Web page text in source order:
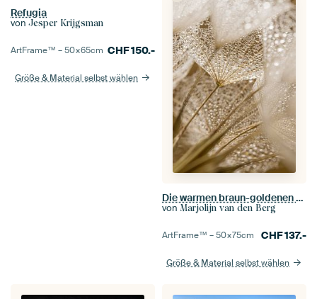
Refugia
von Jesper Krijgsman
ArtFrame™ –50×65cm CHF150.-
Größe & Material selbst wählen
Die warmen braun-goldenen Farben eines Tragopogon
von Marjolijn van den Berg
ArtFrame™ –50×75cm CHF137.-
Größe & Material selbst wählen